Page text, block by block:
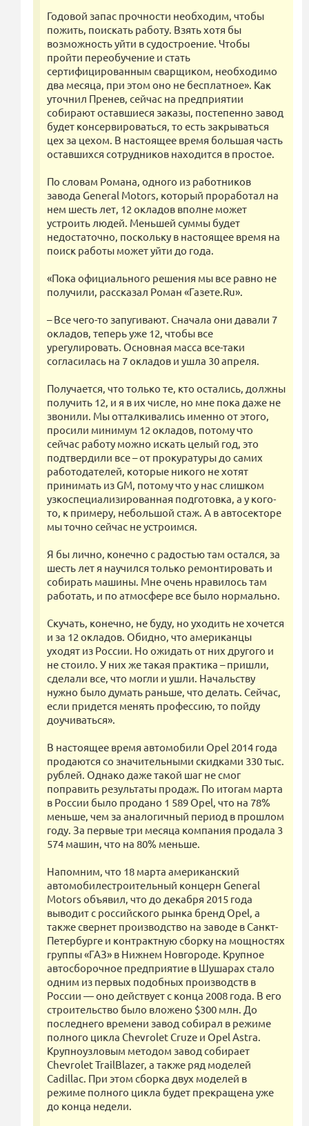
Годовой запас прочности необходим, чтобы
пожить, поискать работу. Взять хотя бы
возможность уйти в судостроение. Чтобы
пройти переобучение и стать
сертифицированным сварщиком, необходимо
два месяца, при этом оно не бесплатное». Как
уточнил Пренев, сейчас на предприятии
собирают оставшиеся заказы, постепенно завод
будет консервироваться, то есть закрываться
цех за цехом. В настоящее время большая часть
оставшихся сотрудников находится в простое.
По словам Романа, одного из работников
завода General Motors, который проработал на
нем шесть лет, 12 окладов вполне может
устроить людей. Меньшей суммы будет
недостаточно, поскольку в настоящее время на
поиск работы может уйти до года.
«Пока официального решения мы все равно не
получили, рассказал Роман «Газете.Ru».
– Все чего-то запугивают. Сначала они давали 7
окладов, теперь уже 12, чтобы все
урегулировать. Основная масса все-таки
согласилась на 7 окладов и ушла 30 апреля.
Получается, что только те, кто остались, должны
получить 12, и я в их числе, но мне пока даже не
звонили. Мы отталкивались именно от этого,
просили минимум 12 окладов, потому что
сейчас работу можно искать целый год, это
подтвердили все – от прокуратуры до самих
работодателей, которые никого не хотят
принимать из GM, потому что у нас слишком
узкоспециализированная подготовка, а у кого-
то, к примеру, небольшой стаж. А в автосекторе
мы точно сейчас не устроимся.
Я бы лично, конечно с радостью там остался, за
шесть лет я научился только ремонтировать и
собирать машины. Мне очень нравилось там
работать, и по атмосфере все было нормально.
Скучать, конечно, не буду, но уходить не хочется
и за 12 окладов. Обидно, что американцы
уходят из России. Но ожидать от них другого и
не стоило. У них же такая практика – пришли,
сделали все, что могли и ушли. Начальству
нужно было думать раньше, что делать. Сейчас,
если придется менять профессию, то пойду
доучиваться».
В настоящее время автомобили Opel 2014 года
продаются со значительными скидками 330 тыс.
рублей. Однако даже такой шаг не смог
поправить результаты продаж. По итогам марта
в России было продано 1 589 Opel, что на 78%
меньше, чем за аналогичный период в прошлом
году. За первые три месяца компания продала 3
574 машин, что на 80% меньше.
Напомним, что 18 марта американский
автомобилестроительный концерн General
Motors объявил, что до декабря 2015 года
выводит с российского рынка бренд Opel, а
также свернет производство на заводе в Санкт-
Петербурге и контрактную сборку на мощностях
группы «ГАЗ» в Нижнем Новгороде. Крупное
автосборочное предприятие в Шушарах стало
одним из первых подобных производств в
России — оно действует с конца 2008 года. В его
строительство было вложено $300 млн. До
последнего времени завод собирал в режиме
полного цикла Chevrolet Cruze и Opel Astra.
Крупноузловым методом завод собирает
Chevrolet TrailBlazer, а также ряд моделей
Cadillac. При этом сборка двух моделей в
режиме полного цикла будет прекращена уже
до конца недели.